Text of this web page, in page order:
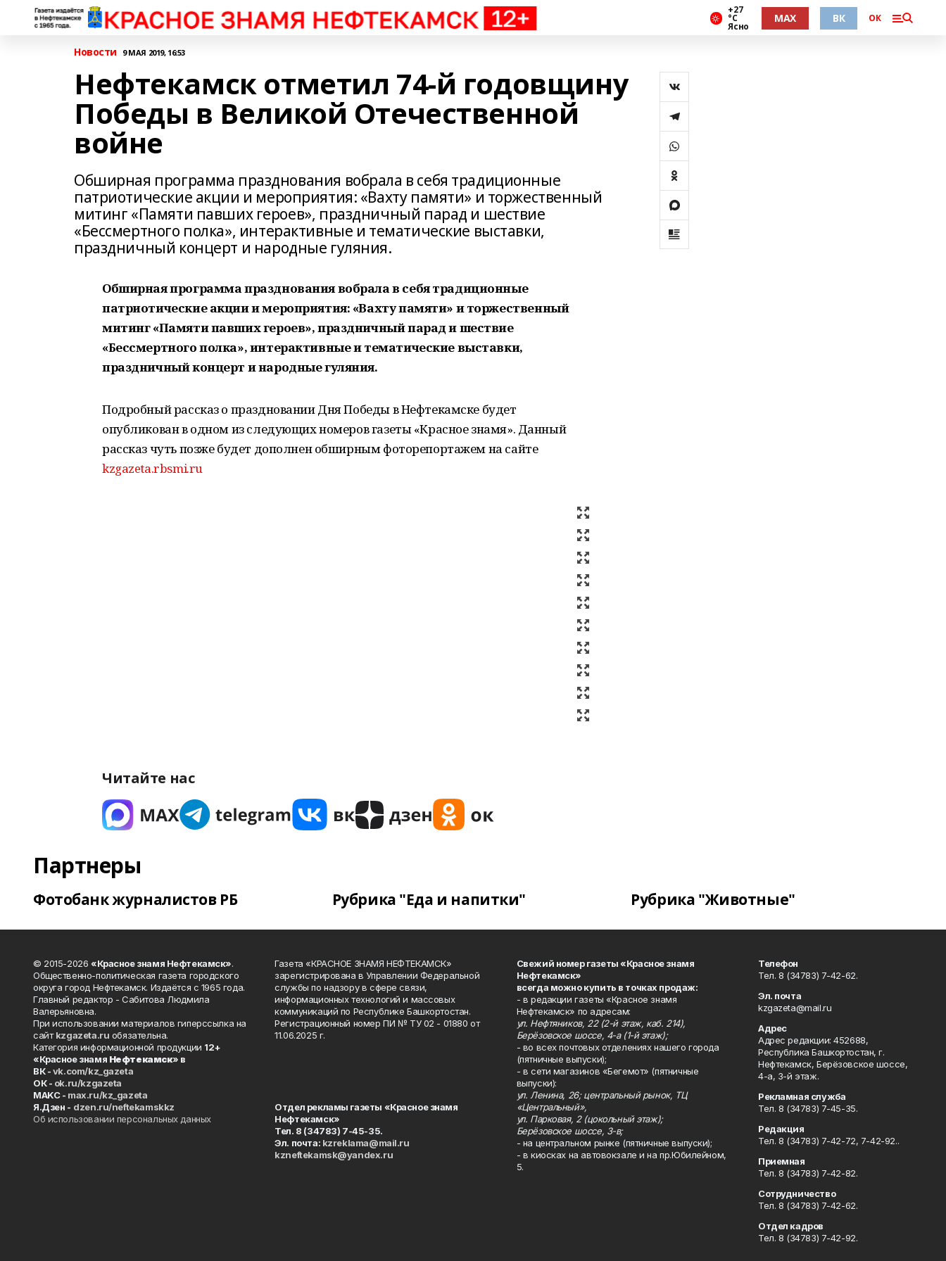
+27
°С
Ясно
MAX ВК ОК
Новости 9 МАЯ 2019, 16:53
Нефтекамск отметил 74-й годовщину
Победы в Великой Отечественной
войне
Обширная программа празднования вобрала в себя традиционные
патриотические акции и мероприятия: «Вахту памяти» и торжественный
митинг «Памяти павших героев», праздничный парад и шествие
«Бессмертного полка», интерактивные и тематические выставки,
праздничный концерт и народные гуляния.
Обширная программа празднования вобрала в себя традиционные
патриотические акции и мероприятия: «Вахту памяти» и торжественный
митинг «Памяти павших героев», праздничный парад и шествие
«Бессмертного полка», интерактивные и тематические выставки,
праздничный концерт и народные гуляния.
Подробный рассказ о праздновании Дня Победы в Нефтекамске будет
опубликован в одном из следующих номеров газеты «Красное знамя». Данный
рассказ чуть позже будет дополнен обширным фоторепортажем на сайте
kzgazeta.rbsmi.ru
Читайте нас
Партнеры
Фотобанк журналистов РБ Рубрика "Еда и напитки" Рубрика "Животные"
© 2015-2026 «Красное знамя Нефтекамск».
Общественно-политическая газета городского
округа город Нефтекамск. Издаётся с 1965 года.
Главный редактор - Сабитова Людмила
Валерьяновна.
При использовании материалов гиперссылка на
сайтkzgazeta.ru обязательна.
Категория информационной продукции 12+
«Красное знамя Нефтекамск» в
ВК -vk.com/kz_gazeta
ОК - ok.ru/kzgazeta
MAKC - max.ru/kz_gazeta
Я.Дзен - dzen.ru/neftekamskkz
Об использовании персональных данных
Газета «КРАСНОЕ ЗНАМЯ НЕФТЕКАМСК»
зарегистрирована в Управлении Федеральной
службы по надзору в сфере связи,
информационных технологий и массовых
коммуникаций по Республике Башкортостан.
Регистрационный номер ПИ № ТУ 02 - 01880 от
11.06.2025 г.
Отдел рекламы газеты «Красное знамя
Нефтекамск»
Тел. 8 (34783) 7-45-35.
Эл. почта: kzreklama@mail.ru
kzneftekamsk@yandex.ru
Свежий номер газеты «Красное знамя
Нефтекамск»
всегда можно купить в точках продаж:
- в редакции газеты «Красное знамя
Нефтекамск» по адресам:
ул. Нефтяников, 22 (2-й этаж, каб. 214),
Берёзовское шоссе, 4-а (1-й этаж);
- во всех почтовых отделениях нашего города
(пятничные выпуски);
- в сети магазинов «Бегемот» (пятничные
выпуски):
ул. Ленина, 26; центральный рынок, ТЦ
«Центральный»,
ул. Парковая, 2 (цокольный этаж);
Берёзовское шоссе, 3-в;
- на центральном рынке (пятничные выпуски);
- в киосках на автовокзале и на пр.Юбилейном,
5.
Телефон
Тел. 8 (34783) 7-42-62.
Эл. почта
kzgazeta@mail.ru
Адрес
Адрес редакции: 452688,
Республика Башкортостан, г.
Нефтекамск, Берёзовское шоссе,
4-а, 3-й этаж.
Рекламная служба
Тел. 8 (34783) 7-45-35.
Редакция
Тел. 8 (34783) 7-42-72, 7-42-92..
Приемная
Тел. 8 (34783) 7-42-82.
Сотрудничество
Тел. 8 (34783) 7-42-62.
Отдел кадров
Тел. 8 (34783) 7-42-92.